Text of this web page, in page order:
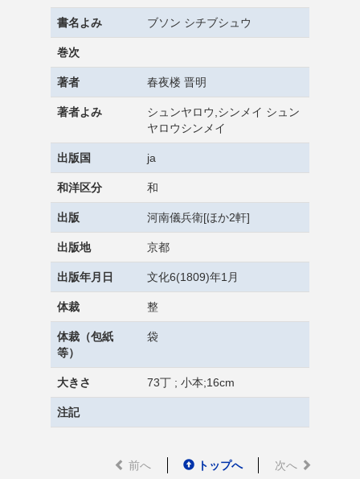
書名よみ ブソン シチブシュウ
巻次
著者 春夜楼 晋明
著者よみ
シュンヤロウ,シンメイ シュン
ヤロウシンメイ
出版国 ja
和洋区分 和
出版 河南儀兵衛[ほか2軒]
出版地 京都
出版年月日 文化6(1809)年1月
体裁 整
体裁（包紙
等）
袋
大きさ 73丁 ; 小本;16cm
注記
前へ トップへ 次へ